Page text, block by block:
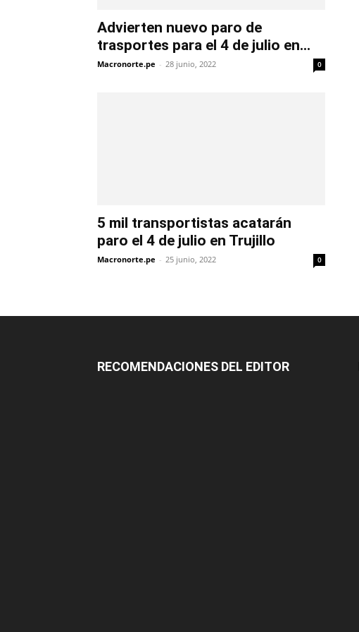
Advierten nuevo paro de
trasportes para el 4 de julio en...
Macronorte.pe - 28 junio, 2022 0
5 mil transportistas acatarán
paro el 4 de julio en Trujillo
Macronorte.pe - 25 junio, 2022 0
RECOMENDACIONES DEL EDITOR